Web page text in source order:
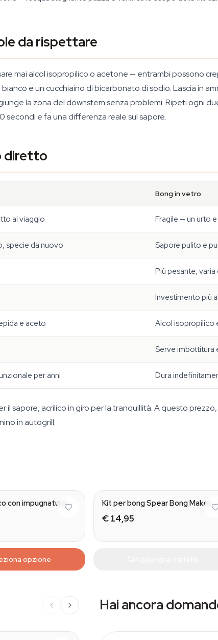
da rispettare
mai alcol isopropilico o acetone — entrambi possono
e un cucchiaino di bicarbonato di sodio. Lascia in
la zona del downstem senza problemi. Ripeti ogni
secondi e fa una differenza reale sul sapore.
diretto
Bong in vetro
al viaggio Fragile — un urto
specie da nuovo Sapore pulito e
Più pesante,
Investimento più
e aceto Alcol isopropilico
Serve imbottitura
per anni Dura
il sapore, acrilico in giro per la tranquillità. A questo
in autogrill.
con impugnatura
opzione
Kit per bong Spear Bong Maker
€ 14,95
Hai ancora